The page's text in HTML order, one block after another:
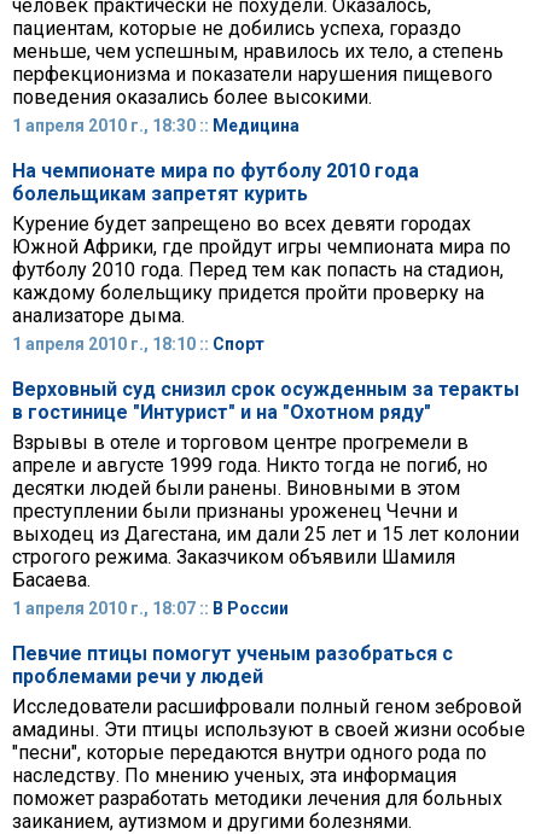
человек практически не похудели. Оказалось,
пациентам, которые не добились успеха, гораздо
меньше, чем успешным, нравилось их тело, а степень
перфекционизма и показатели нарушения пищевого
поведения оказались более высокими.
1 апреля 2010 г., 18:30 :: Медицина
На чемпионате мира по футболу 2010 года
болельщикам запретят курить
Курение будет запрещено во всех девяти городах
Южной Африки, где пройдут игры чемпионата мира по
футболу 2010 года. Перед тем как попасть на стадион,
каждому болельщику придется пройти проверку на
анализаторе дыма.
1 апреля 2010 г., 18:10 :: Спорт
Верховный суд снизил срок осужденным за теракты
в гостинице "Интурист" и на "Охотном ряду"
Взрывы в отеле и торговом центре прогремели в
апреле и августе 1999 года. Никто тогда не погиб, но
десятки людей были ранены. Виновными в этом
преступлении были признаны уроженец Чечни и
выходец из Дагестана, им дали 25 лет и 15 лет колонии
строгого режима. Заказчиком объявили Шамиля
Басаева.
1 апреля 2010 г., 18:07 :: В России
Певчие птицы помогут ученым разобраться с
проблемами речи у людей
Исследователи расшифровали полный геном зебровой
амадины. Эти птицы используют в своей жизни особые
"песни", которые передаются внутри одного рода по
наследству. По мнению ученых, эта информация
поможет разработать методики лечения для больных
заиканием, аутизмом и другими болезнями.